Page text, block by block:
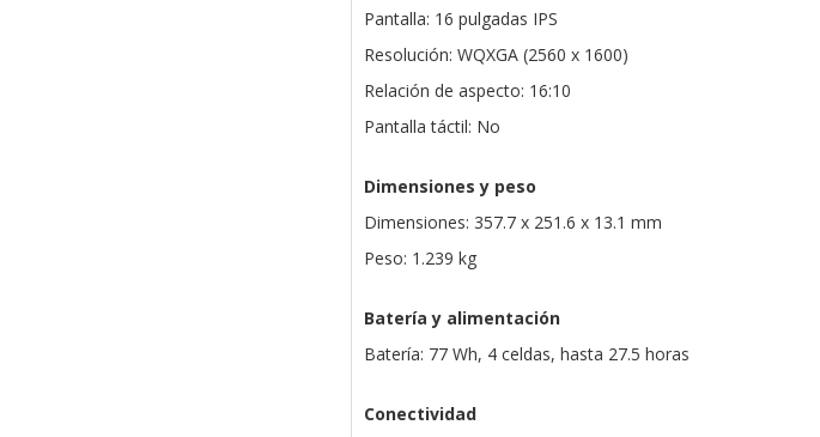
Pantalla: 16 pulgadas IPS
Resolución: WQXGA (2560 x 1600)
Relación de aspecto: 16:10
Pantalla táctil: No
Dimensiones y peso
Dimensiones: 357.7 x 251.6 x 13.1 mm
Peso: 1.239 kg
Batería y alimentación
Batería: 77 Wh, 4 celdas, hasta 27.5 horas
Conectividad